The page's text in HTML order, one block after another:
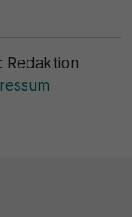
Redaktion